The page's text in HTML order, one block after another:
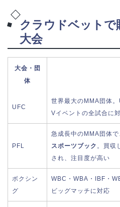
クラウドベットで
大会
大会・団
体
UFC
世界最大のMMA団体
Vイベントの全試合に
PFL
急成長中のMMA団体
スポーツブック 。買収
され、注目度が高い
ボクシン
グ
WBC・WBA・IBF・
ビッグマッチに対応